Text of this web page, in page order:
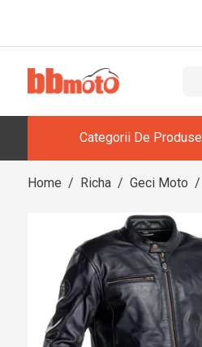
Categorii De Produse
Home / Richa / Geci Moto /